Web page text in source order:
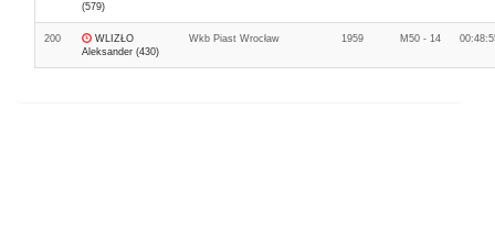
(579)
200
WLIZŁO
Aleksander (430)
Wkb Piast Wrocław 1959 M50 - 14